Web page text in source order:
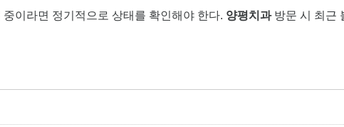
이라면 정기적으로 상태를 확인해야 한다. 양평치과방문 시 최근